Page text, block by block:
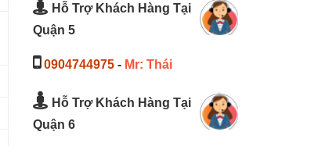
Hỗ Trợ Khách Hàng Tại
Quận 5
0904744975- Mr: Thái
Hỗ Trợ Khách Hàng Tại
Quận 6